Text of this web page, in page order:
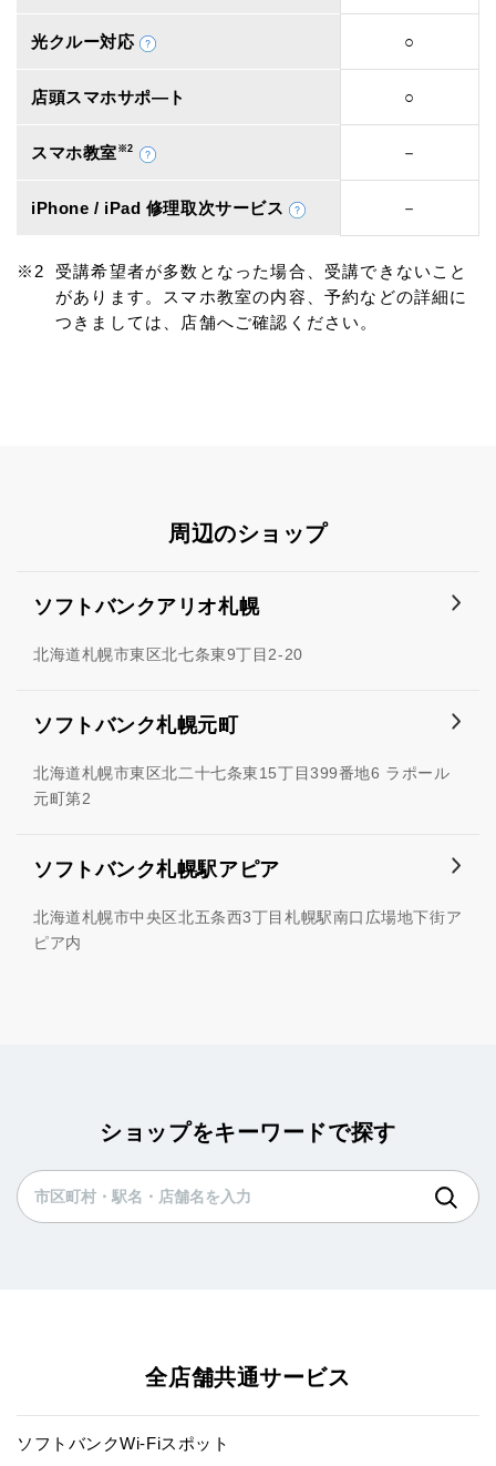
光クルー対応 ○
店頭スマホサポ―ト ○
スマホ教室 ※2 －
iPhone / iPad 修理取次サービス －
受講希望者が多数となった場合、受講できないこと
があります。スマホ教室の内容、予約などの詳細に
つきましては、店舗へご確認ください。
周辺のショップ
ソフトバンクアリオ札幌
北海道札幌市東区北七条東9丁目2-20
ソフトバンク札幌元町
北海道札幌市東区北二十七条東15丁目399番地6 ラポール
元町第2
ソフトバンク札幌駅アピア
北海道札幌市中央区北五条西3丁目札幌駅南口広場地下街ア
ピア内
ショップをキーワードで探す
全店舗共通サービス
ソフトバンクWi-Fiスポット